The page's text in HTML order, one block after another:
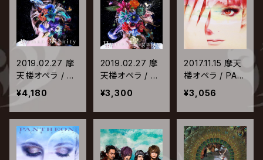
2019.02.27 摩
天楼オペラ / Hu
man Dignity
【初回限定プレ
ス盤】
¥4,180
2019.02.27 摩
天楼オペラ / Hu
man Dignity
【通常盤】
¥3,300
2017.11.15 摩天
楼オペラ / PAN
THEON -PART
2-【通常盤】
¥3,056